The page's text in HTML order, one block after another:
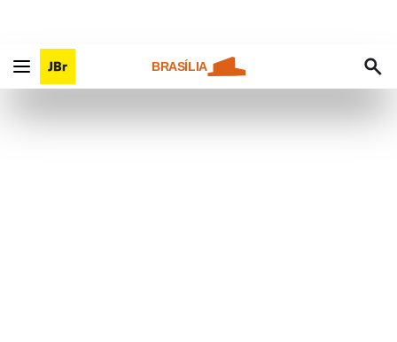
BRASÍLIA